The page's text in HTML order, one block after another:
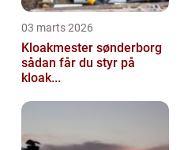
03 marts 2026
Kloakmester sønderborg
sådan får du styr på
kloak...